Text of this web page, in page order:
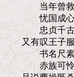
当年曾救驾
忧国成心疾
忠贞千古在
又有叹王子服
书名尺素矢
赤族可怜捐百